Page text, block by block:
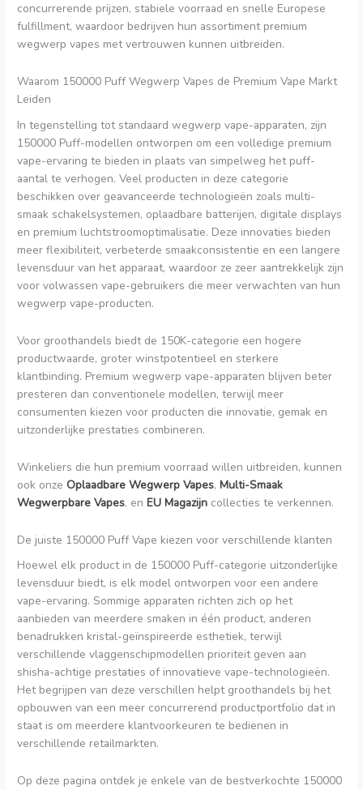
concurrerende prijzen, stabiele voorraad en snelle Europese
fulfillment, waardoor bedrijven hun assortiment premium
wegwerp vapes met vertrouwen kunnen uitbreiden.
Waarom 150000 Puff Wegwerp Vapes de Premium Vape Markt
Leiden
In tegenstelling tot standaard wegwerp vape-apparaten, zijn
150000 Puff-modellen ontworpen om een volledige premium
vape-ervaring te bieden in plaats van simpelweg het puff-
aantal te verhogen. Veel producten in deze categorie
beschikken over geavanceerde technologieën zoals multi-
smaak schakelsystemen, oplaadbare batterijen, digitale displays
en premium luchtstroomoptimalisatie. Deze innovaties bieden
meer flexibiliteit, verbeterde smaakconsistentie en een langere
levensduur van het apparaat, waardoor ze zeer aantrekkelijk zijn
voor volwassen vape-gebruikers die meer verwachten van hun
wegwerp vape-producten.
Voor groothandels biedt de 150K-categorie een hogere
productwaarde, groter winstpotentieel en sterkere
klantbinding. Premium wegwerp vape-apparaten blijven beter
presteren dan conventionele modellen, terwijl meer
consumenten kiezen voor producten die innovatie, gemak en
uitzonderlijke prestaties combineren.
Winkeliers die hun premium voorraad willen uitbreiden, kunnen
ook onzeOplaadbare Wegwerp Vapes,Multi-Smaak
Wegwerpbare Vapes, enEU Magazijn collecties te verkennen.
De juiste 150000 Puff Vape kiezen voor verschillende klanten
Hoewel elk product in de 150000 Puff-categorie uitzonderlijke
levensduur biedt, is elk model ontworpen voor een andere
vape-ervaring. Sommige apparaten richten zich op het
aanbieden van meerdere smaken in één product, anderen
benadrukken kristal-geïnspireerde esthetiek, terwijl
verschillende vlaggenschipmodellen prioriteit geven aan
shisha-achtige prestaties of innovatieve vape-technologieën.
Het begrijpen van deze verschillen helpt groothandels bij het
opbouwen van een meer concurrerend productportfolio dat in
staat is om meerdere klantvoorkeuren te bedienen in
verschillende retailmarkten.
Op deze pagina ontdek je enkele van de bestverkochte 150000